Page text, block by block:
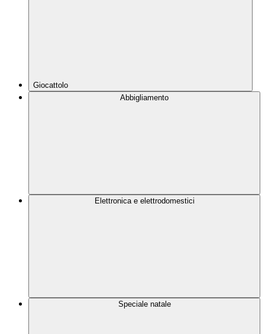
Giocattolo
Abbigliamento
Elettronica e elettrodomestici
Speciale natale